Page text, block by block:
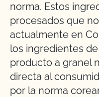
norma. Estos
procesados que
actualmente en
los ingredientes
producto a granel
directa al
por la norma